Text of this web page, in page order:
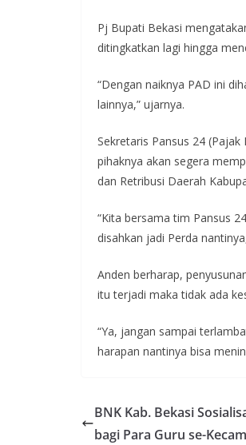
Pj Bupati Bekasi
ditingkatkan lagi hingga
“Dengan naiknya PAD ini
lainnya,” ujarnya.
Sekretaris Pansus 24
pihaknya akan segera
dan Retribusi Daerah
“Kita bersama tim Pansus
disahkan jadi Perda
Anden berharap,
itu terjadi maka tidak ada
“Ya, jangan sampai
harapan nantinya bisa
BNK Kab. Bekasi
bagi Para Guru se-